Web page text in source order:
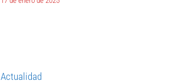
Actualidad